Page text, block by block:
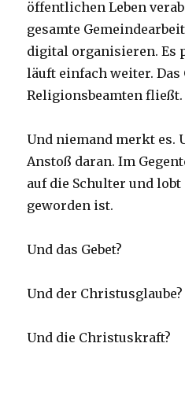
öffentlichen Leben
gesamte
digital organisieren. Es
läuft einfach weiter. Das
Religionsbeamten fließt.
Und niemand merkt es.
Anstoß daran. Im
auf die Schulter und
geworden ist.
Und das Gebet?
Und der Christusglaube?
Und die Christuskraft?